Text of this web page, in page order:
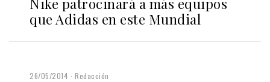
Nike patrocinará a más equipos
que Adidas en este Mundial
26/05/2014 Redacción